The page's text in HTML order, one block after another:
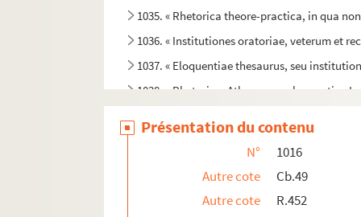
1035. « Rhetorica theore-practica, in qua
1036. « Institutiones oratoriae, veterum et
1037. « Eloquentiae thesaurus, seu
1038. « Rhetorica. Athenaeum eloquentiae
Présentation du contenu
N°
1016
Autre cote
Cb.49
Autre cote
R.452